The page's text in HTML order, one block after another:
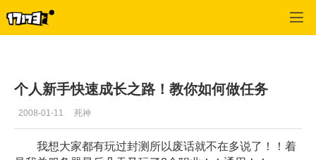
个人新手快速成长之路！教你如何做任务
2008-01-11 死神
我想大家都有玩过封测所以废话就不在多说了！！着